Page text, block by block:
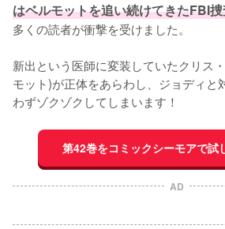
はベルモットを追い続けてきたFBI
多くの読者が衝撃を受けました。
新出という医師に変装していたクリス
モット)が正体をあらわし、ジョディと
わずゾクゾクしてしまいます！
第42巻をコミックシーモアで試
AD